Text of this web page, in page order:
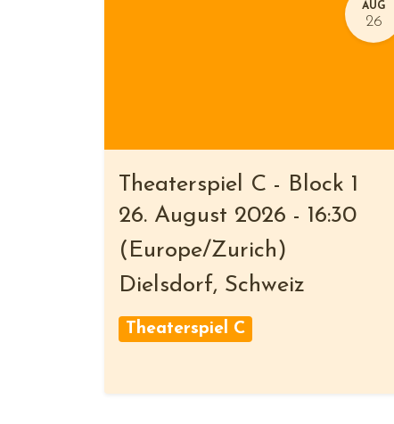
AUG
26
Theaterspiel C - Block 1
26. August 2026 - 16:30
( Europe/Zurich )
Dielsdorf, Schweiz
Theaterspiel C